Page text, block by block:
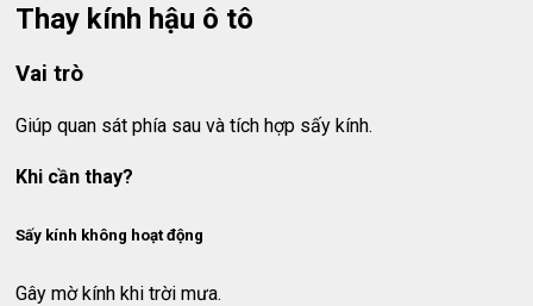
Thay kính hậu ô tô
Vai trò
Giúp quan sát phía sau và tích hợp sấy kính.
Khi cần thay?
Sấy kính không hoạt động
Gây mờ kính khi trời mưa.